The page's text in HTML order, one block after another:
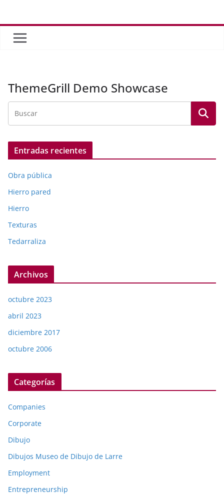
contenido
ThemeGrill Demo Showcase
Entradas recientes
Obra pública
Hierro pared
Hierro
Texturas
Tedarraliza
Archivos
octubre 2023
abril 2023
diciembre 2017
octubre 2006
Categorías
Companies
Corporate
Dibujo
Dibujos Museo de Dibujo de Larre
Employment
Entrepreneurship